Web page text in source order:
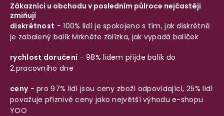
Zákazníci u obchodu v posledním půlroce nejčastěji
zmiňují
diskrétnost - 100% lidí je spokojeno s tím, jak diskrétně
je zabalený balíkMrkněte zblízka, jak vypadá balíček
rychlost doručení - 98% lidem přijde balík do
2.pracovního dne
ceny- pro 97% lidí jsou ceny zboží odpovídající, 25% lidí
považuje příznivé ceny jako největší výhodu e-shopu
YOO